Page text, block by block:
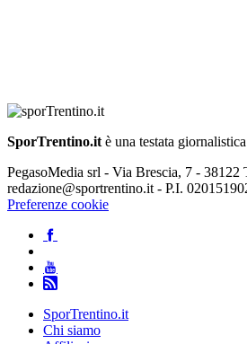
SporTrentino.it è una testata
PegasoMedia srl - Via Brescia, 7 - 38122
redazione@sportrentino.it - P.I.
Preferenze cookie
SporTrentino.it
Chi siamo